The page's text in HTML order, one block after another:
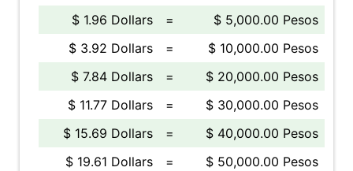
$ 1.96 Dollars
=
$ 5,000.00 Pesos
$ 3.92 Dollars
=
$ 10,000.00 Pesos
$ 7.84 Dollars
=
$ 20,000.00 Pesos
$ 11.77 Dollars
=
$ 30,000.00 Pesos
$ 15.69 Dollars
=
$ 40,000.00 Pesos
$ 19.61 Dollars
=
$ 50,000.00 Pesos